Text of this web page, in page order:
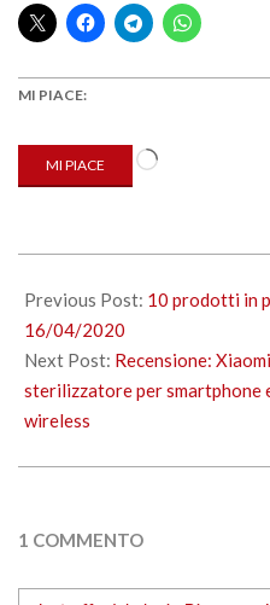
MI PIACE:
MI PIACE
Caricamento
04-
17
Previous Post: 10 prodotti in
16/04/2020
Next Post: Recensione:
sterilizzatore per
wireless
1 COMMENTO